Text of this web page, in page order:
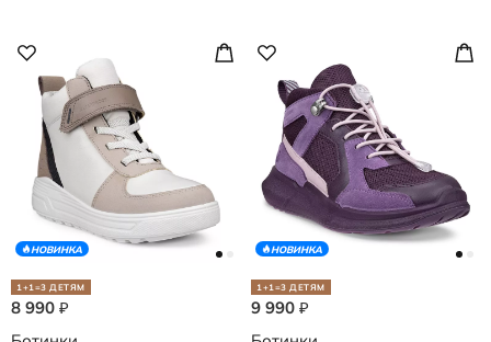
НОВИНКА
1+1=3 ДЕТЯМ
8 990 ₽
НОВИНКА
1+1=3 ДЕТЯМ
9 990 ₽